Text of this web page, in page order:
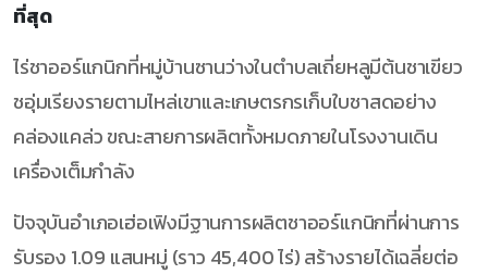
ที่สุด
ไร่ชาออร์แกนิกที่หมู่บ้านซานว่างในตำบลเถี่ยหลูมีต้นชาเขียว
ชอุ่มเรียงรายตามไหล่เขาและเกษตรกรเก็บใบชาสดอย่าง
คล่องแคล่ว ขณะสายการผลิตทั้งหมดภายในโรงงานเดิน
เครื่องเต็มกำลัง
ปัจจุบันอำเภอเฮ่อเฟิงมีฐานการผลิตชาออร์แกนิกที่ผ่านการ
รับรอง 1.09 แสนหมู่ (ราว 45,400 ไร่) สร้างรายได้เฉลี่ยต่อ